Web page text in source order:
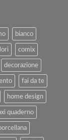
bianco
comix
decorazione
fai da te
home design
quaderno